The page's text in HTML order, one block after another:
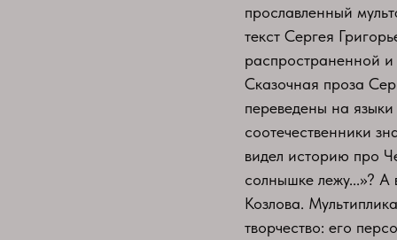
прославленный
текст Сергея
распространенной
Сказочная проза
переведены на
соотечественники
видел историю про
солнышке лежу...»? А
Козлова.
творчество: его